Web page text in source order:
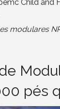
Child and
modulares
pés